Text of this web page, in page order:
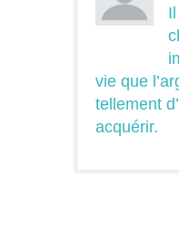
vie que
tellement
acquérir.